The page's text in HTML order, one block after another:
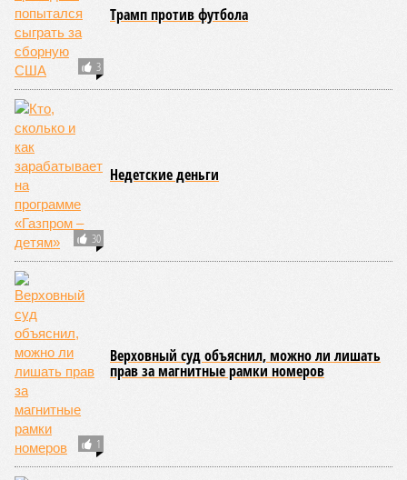
новых хозяев, и никакая благодарность или даже
подаренная от щедрот Российского государства
значительная выгода их в этом не могут остановить.
Юрий Баранчик, политолог
– Понятно, почему Пашинян хочет отжать актив
РЖД – в отместку за закрытие российских рынков. Ну
и вообще, чтобы ничего российского в стране не
осталось. Вместе с тем, если маленький Пашинян
отожмёт актив большой РЖД в маленькой Армении,
то о какой результативной внешней политике России
можно будет говорить в принципе?
Экс-президент
Финляндии
отказался признать
Россию угрозой для